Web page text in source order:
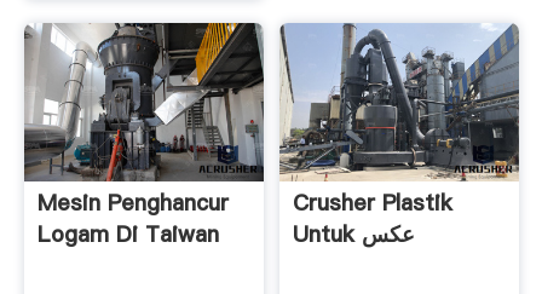
Mesin Penghancur
Logam Di Taiwan
Crusher Plastik
Untuk عکس